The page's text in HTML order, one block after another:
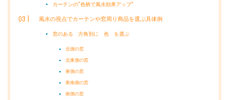
カーテンの“色柄で風水効果アップ”
風水の視点でカーテンや窓周り商品を選ぶ具体例
窓のある 方角別に 色 を選ぶ
北側の窓
北東側の窓
東側の窓
東南側の窓
南側の窓